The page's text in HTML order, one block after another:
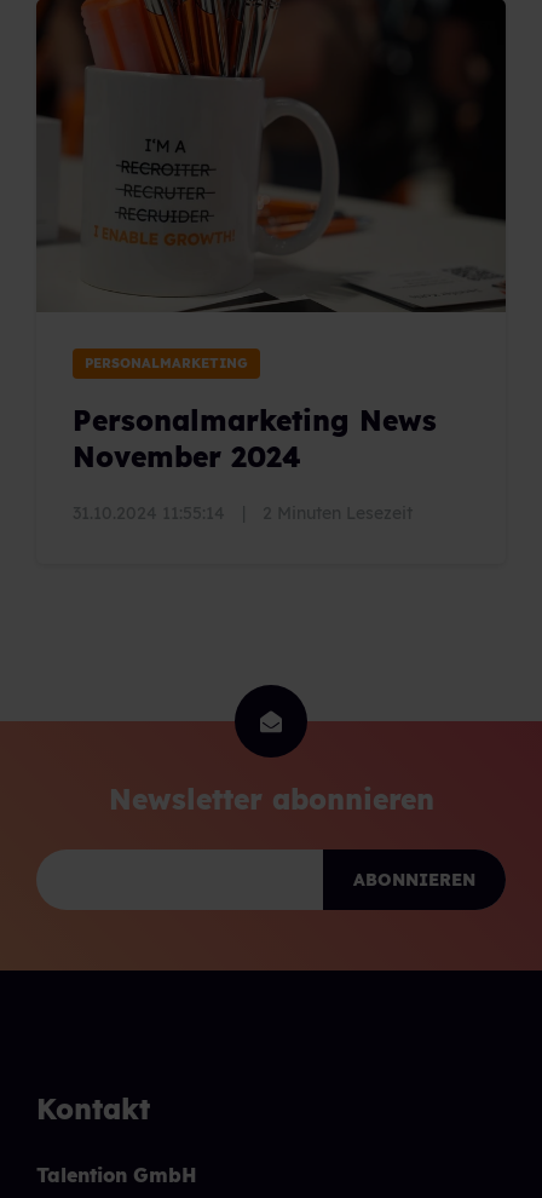
PERSONALMARKETING
Personalmarketing News
November 2024
Newsletter abonnieren
Kontakt
Talention GmbH